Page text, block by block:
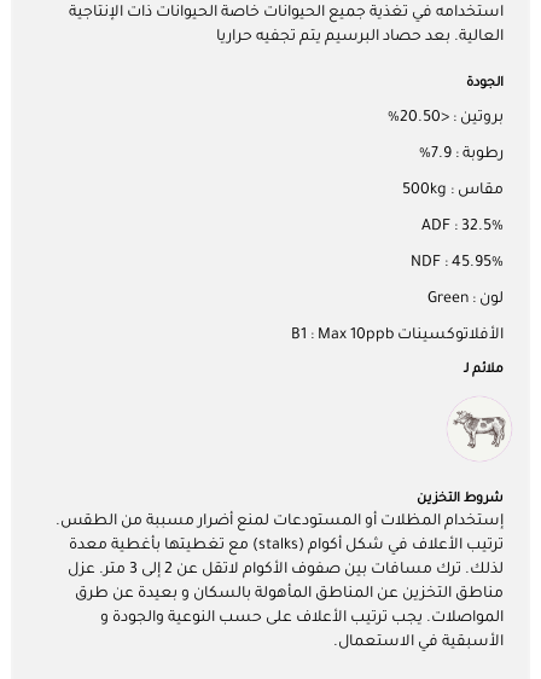
استخدامه في تغذية جميع الحيوانات خاصة الحيوانات ذات الإنتاجية
العالية. بعد حصاد البرسيم يتم تجفيه حراريا
الجودة
بروتين : <20.50%
رطوبة : 7.9%
مقاس : 500kg
ADF : 32.5%
NDF : 45.95%
لون : Green
الأفلاتوكسينات B1 : Max 10ppb
ملائم لـ
شروط التخزين
إستخدام المظلات أو المستودعات لمنع أضرار مسببة من الطقس.
ترتيب الأعلاف في شكل أكوام (stalks) مع تغطيتها بأغطية معدة
لذلك. ترك مسافات بين صفوف الأكوام لاتقل عن 2 إلى 3 متر. عزل
مناطق التخزين عن المناطق المأهولة بالسكان و بعيدة عن طرق
المواصلات. يجب ترتيب الأعلاف على حسب النوعية والجودة و
الأسبقية في الاستعمال.